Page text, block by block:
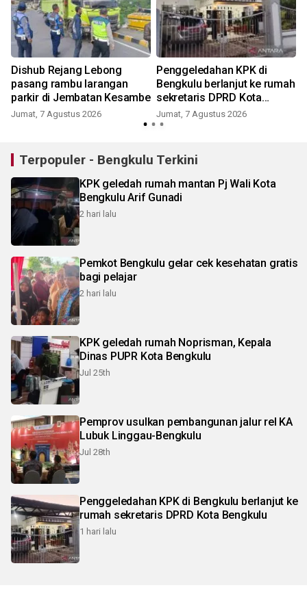
Dishub Rejang Lebong
pasang rambu larangan
parkir di Jembatan Kesambe
Jumat, 7 Agustus 2026
Penggeledahan KPK di
Bengkulu berlanjut ke rumah
sekretaris DPRD Kota
Bengkulu
Jumat, 7 Agustus 2026
Terpopuler - Bengkulu Terkini
KPK geledah rumah mantan Pj Wali Kota
Bengkulu Arif Gunadi
2 hari lalu
Pemkot Bengkulu gelar cek kesehatan gratis
bagi pelajar
2 hari lalu
KPK geledah rumah Noprisman, Kepala
Dinas PUPR Kota Bengkulu
Jul 25th
Pemprov usulkan pembangunan jalur rel KA
Lubuk Linggau-Bengkulu
Jul 28th
Penggeledahan KPK di Bengkulu berlanjut ke
rumah sekretaris DPRD Kota Bengkulu
1 hari lalu